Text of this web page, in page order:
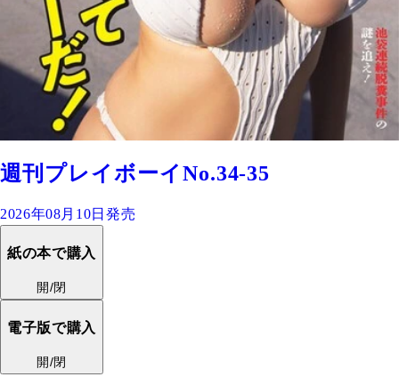
週刊プレイボーイNo.34-35
2026年08月10日発売
紙の本で購入
開/閉
電子版で購入
開/閉